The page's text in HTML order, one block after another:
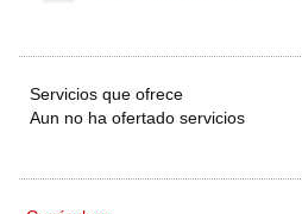
Servicios que ofrece
Aun no ha ofertado servicios